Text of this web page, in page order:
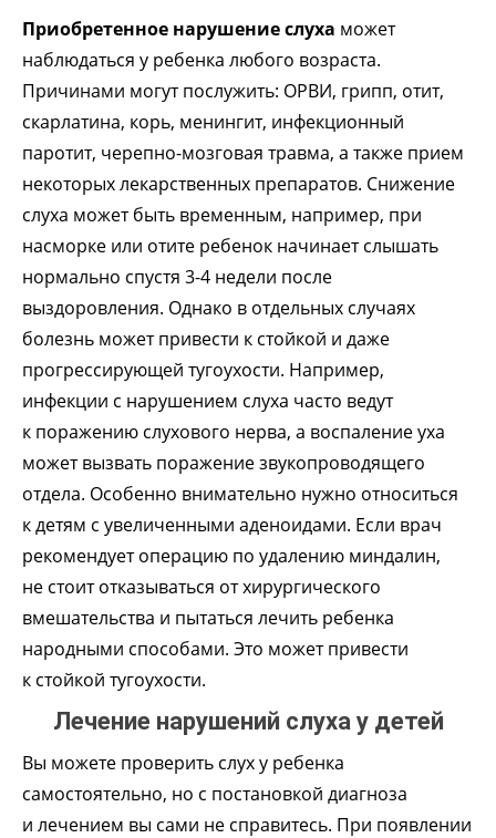
Приобретенное нарушение слуха может
наблюдаться у ребенка любого возраста.
Причинами могут послужить: ОРВИ, грипп, отит,
скарлатина, корь, менингит, инфекционный
паротит, черепно-мозговая травма, а также прием
некоторых лекарственных препаратов. Снижение
слуха может быть временным, например, при
насморке или отите ребенок начинает слышать
нормально спустя 3-4 недели после
выздоровления. Однако в отдельных случаях
болезнь может привести к стойкой и даже
прогрессирующей тугоухости. Например,
инфекции с нарушением слуха часто ведут
к поражению слухового нерва, а воспаление уха
может вызвать поражение звукопроводящего
отдела. Особенно внимательно нужно относиться
к детям с увеличенными аденоидами. Если врач
рекомендует операцию по удалению миндалин,
не стоит отказываться от хирургического
вмешательства и пытаться лечить ребенка
народными способами. Это может привести
к стойкой тугоухости.
Лечение нарушений слуха у детей
Вы можете проверить слух у ребенка
самостоятельно, но с постановкой диагноза
и лечением вы сами не справитесь. При появлении